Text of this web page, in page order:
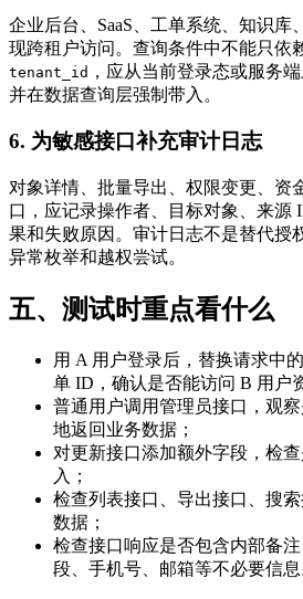
企业后台、SaaS、工单系统、知识库
现跨租户访问。查询条件中不能只依
tenant_id ，应从当前登录态或服务
并在数据查询层强制带入。
6. 为敏感接口补充审计日志
对象详情、批量导出、权限变更、资
口，应记录操作者、目标对象、来源
果和失败原因。审计日志不是替代授
异常枚举和越权尝试。
五、测试时重点看什么
用 A 用户登录后，替换请求中
单 ID，确认是否能访问 B 用户
普通用户调用管理员接口，观
地返回业务数据；
对更新接口添加额外字段，检
入；
检查列表接口、导出接口、搜
数据；
检查接口响应是否包含内部备注
段、手机号、邮箱等不必要信息